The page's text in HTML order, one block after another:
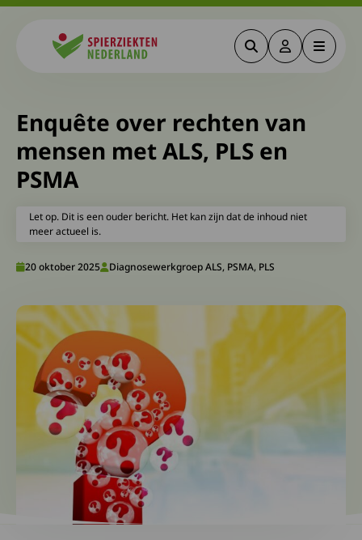
ZoekenDeze link
Menu
Enquête over rechten van
mensen met ALS, PLS en
PSMA
Let op. Dit is een ouder bericht. Het kan zijn dat de inhoud niet
meer actueel is.
20 oktober 2025 Diagnosewerkgroep ALS, PSMA, PLS